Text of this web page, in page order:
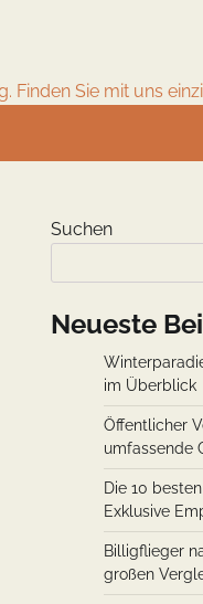
Sie mit uns
Suchen
Neueste
im Überblick
Öffentlicher
umfassende
Die 10
Exklusive
Billigflieger
großen